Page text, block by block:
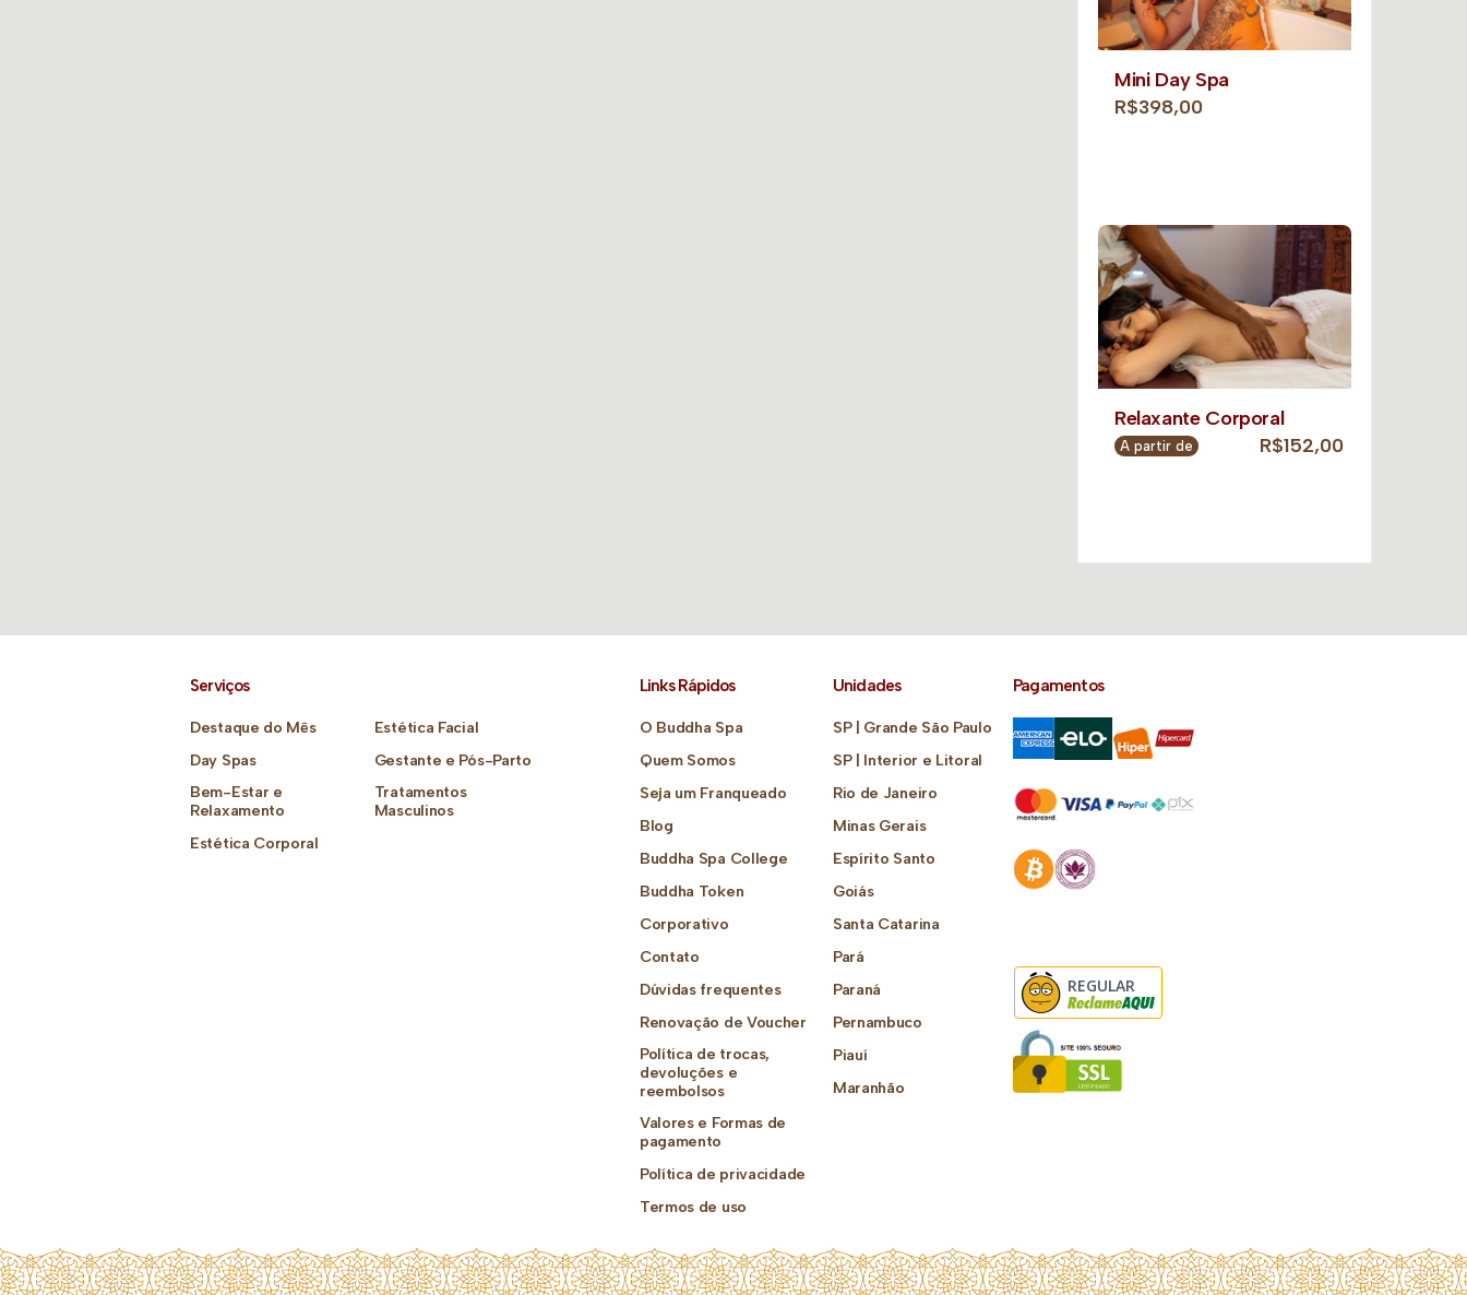
Mini Day Spa
R$398,00
Relaxante Corporal
A partir de R$152,00
Serviços
Destaque do Mês
Day Spas
Bem-Estar e
Relaxamento
Estética Corporal
Estética Facial
Gestante e Pós-Parto
Tratamentos
Masculinos
Links Rápidos
O Buddha Spa
Quem Somos
Seja um Franqueado
Blog
Buddha Spa College
Buddha Token
Corporativo
Contato
Dúvidas frequentes
Renovação de Voucher
Política de trocas,
devoluções e
reembolsos
Valores e Formas de
pagamento
Política de privacidade
Termos de uso
Unidades
SP | Grande São Paulo
SP | Interior e Litoral
Rio de Janeiro
Minas Gerais
Espírito Santo
Goiás
Santa Catarina
Pará
Paraná
Pernambuco
Piauí
Maranhão
Pagamentos
REGULAR